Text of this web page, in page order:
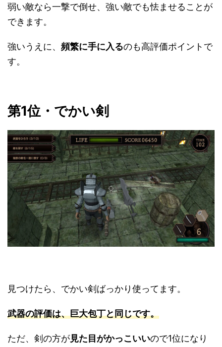
弱い敵なら一撃で倒せ、強い敵でも怯ませることが
できます。
強いうえに、 頻繁に手に入るのも高評価ポイントで
す。
第1位・でかい剣
見つけたら、でかい剣ばっかり使ってます。
武器の評価は、巨大包丁と同じです。
ただ、剣の方が見た目がかっこいいので1位になり